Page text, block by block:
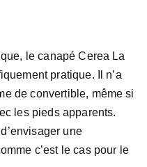
le canapé Cerea La
pratique. Il n’a
de convertible, même si
les pieds apparents.
une
c’est le cas pour le